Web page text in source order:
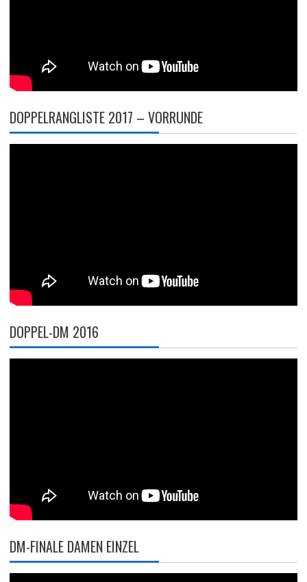
DOPPELRANGLISTE 2017 – VORRUNDE
DOPPEL-DM 2016
DM-FINALE DAMEN EINZEL